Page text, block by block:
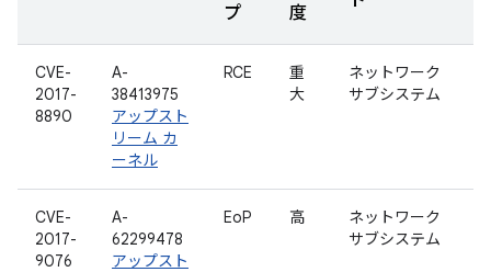
プ 度
CVE-
2017-
8890
A-
38413975
アップスト
リーム カ
ーネル
RCE
重
大
ネットワーク
サブシステム
CVE-
2017-
9076
A-
62299478
アップスト
EoP 高
ネットワーク
サブシステム